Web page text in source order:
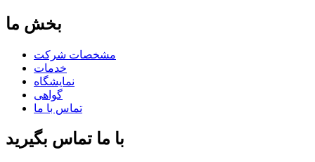
بخش ما
مشخصات شرکت
خدمات
نمایشگاه
گواهی
تماس با ما
با ما تماس بگیرید